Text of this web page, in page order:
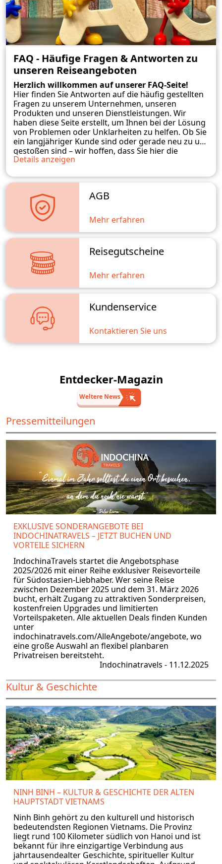
FAQ - Häufige Fragen & Antworten zu
unseren Reiseangeboten
Herzlich willkommen auf unserer FAQ-Seite!
Hier finden Sie Antworten auf die häufig gestellten
Fragen zu unserem Unternehmen, unseren
Produkten und unseren Dienstleistungen. Wir
haben diese Seite erstellt, um Ihnen bei der Lösung
von Problemen oder Unklarheiten zu helfen. Ob Sie
ein langjähriger Kunde sind oder gerade neu zu uns
gestoßen sind – wir hoffen, dass Sie hier die
benötigten Informationen finden. Sollten Sie
kontaktieren. Wir stehen Ihnen gerne zur
weiterzuhelfen.
Details anzeigen
AGB
Mehr erfahren
Reisegutscheine
Mehr erfahren
Kundenservice
Kontaktieren Sie uns
Entdecker-Magazin
Weltere News
Pressemitteilungen
EXKLUSIVE SONDERANGEBOTE BEI
INDOCHINATRAVELS – JETZT BUCHEN UND
VORTEILE SICHERN
IndochinaTravels startet die Angebotsphase
2025/2026 mit einer Reihe exklusiver Reisevorteile
für Südostasien-Liebhaber. Wer seine Reise
zwischen Dezember 2025 und dem 31. März 2026
bucht, erhält Zugang zu attraktiven Sonderpreisen,
kostenfreien Upgrades und limitierten
Vorteilspaketen. Alle aktuellen Deals finden Kunden
unter
indochinatravels.com/AlleAngebote/angebote, wo
eine große Auswahl an flexibel planbaren
Privatreisen bereitsteht.
Indochinatravels - 11.12.2025
Kultur & Geschichte
NINH BINH – KULTUR & GESCHICHTE DER ALTEN
HAUPTSTADT VIETNAMS
Ninh Binh gehört zu den kulturell und historisch
bedeutendsten Regionen Vietnams. Die Provinz
liegt rund 100 Kilometer südlich von Hanoi und ist
bekannt für ihre einzigartige Verbindung aus
jahrtausendealter Geschichte, spiritueller Kultur